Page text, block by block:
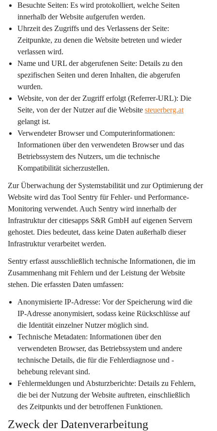
Besuchte Seiten: Es wird protokolliert, welche Seiten
innerhalb der Website aufgerufen werden.
Uhrzeit des Zugriffs und des Verlassens der Seite:
Zeitpunkte, zu denen die Website betreten und wieder
verlassen wird.
Name und URL der abgerufenen Seite: Details zu den
spezifischen Seiten und deren Inhalten, die abgerufen
wurden.
Website, von der der Zugriff erfolgt (Referrer-URL): Die
Seite, von der der Nutzer auf die Website steuerberg.at
gelangt ist.
Verwendeter Browser und Computerinformationen:
Informationen über den verwendeten Browser und das
Betriebssystem des Nutzers, um die technische
Kompatibilität sicherzustellen.
Zur Überwachung der Systemstabilität und zur Optimierung der
Website wird das Tool Sentry für Fehler- und Performance-
Monitoring verwendet. Auch Sentry wird innerhalb der
Infrastruktur der citiesapps S&R GmbH auf eigenen Servern
gehostet. Dies bedeutet, dass keine Daten außerhalb dieser
Infrastruktur verarbeitet werden.
Sentry erfasst ausschließlich technische Informationen, die im
Zusammenhang mit Fehlern und der Leistung der Website
stehen. Die erfassten Daten umfassen:
Anonymisierte IP-Adresse: Vor der Speicherung wird die
IP-Adresse anonymisiert, sodass keine Rückschlüsse auf
die Identität einzelner Nutzer möglich sind.
Technische Metadaten: Informationen über den
verwendeten Browser, das Betriebssystem und andere
technische Details, die für die Fehlerdiagnose und -
behebung relevant sind.
Fehlermeldungen und Absturzberichte: Details zu Fehlern,
die bei der Nutzung der Website auftreten, einschließlich
des Zeitpunkts und der betroffenen Funktionen.
Zweck der Datenverarbeitung